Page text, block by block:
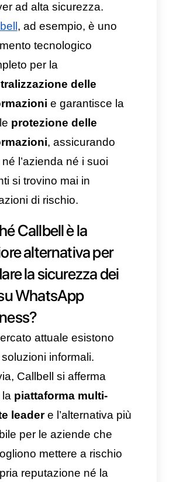
modo, un agente può
solo le chat
assegnate e lo storico delle
ma senza
di esportare o
i database.
e
esposte e
file multimediali,
e informazioni dei
su server o piattaforme
protette è la strada più
per subire un attacco
rischio:L’esistenza di
strumenti digitali che
informazioni in
aperto, senza alcuna